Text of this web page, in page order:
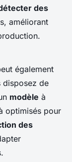
des
améliorant
également
disposez de
modèle à
optimisés pour
des